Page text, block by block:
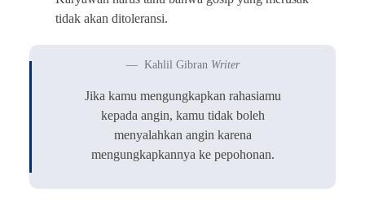
tidak akan ditoleransi.
Kahlil Gibran Writer
Jika kamu mengungkapkan rahasiamu
kepada angin, kamu tidak boleh
menyalahkan angin karena
mengungkapkannya ke pepohonan.